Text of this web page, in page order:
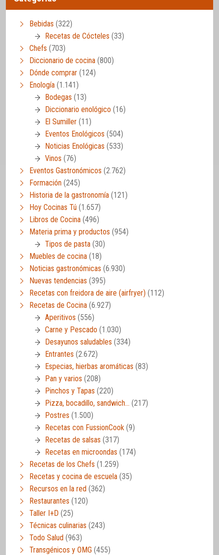
Bebidas (322)
Recetas de Cócteles (33)
Chefs (703)
Diccionario de cocina (800)
Dónde comprar (124)
Enología (1.141)
Bodegas (13)
Diccionario enológico (16)
El Sumiller (11)
Eventos Enológicos (504)
Noticias Enológicas (533)
Vinos (76)
Eventos Gastronómicos (2.762)
Formación (245)
Historia de la gastronomía (121)
Hoy Cocinas Tú (1.657)
Libros de Cocina (496)
Materia prima y productos (954)
Tipos de pasta (30)
Muebles de cocina (18)
Noticias gastronómicas (6.930)
Nuevas tendencias (395)
Recetas con freidora de aire (airfryer) (112)
Recetas de Cocina (6.927)
Aperitivos (556)
Carne y Pescado (1.030)
Desayunos saludables (334)
Entrantes (2.672)
Especias, hierbas aromáticas (83)
Pan y varios (208)
Pinchos y Tapas (220)
Pizza, bocadillo, sandwich… (217)
Postres (1.500)
Recetas con FussionCook (9)
Recetas de salsas (317)
Recetas en microondas (174)
Recetas de los Chefs (1.259)
Recetas y cocina de escuela (35)
Recursos en la red (362)
Restaurantes (120)
Taller I+D (25)
Técnicas culinarias (243)
Todo Salud (963)
Transgénicos y OMG (455)